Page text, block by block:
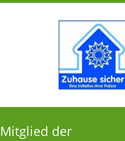
Mitglied der